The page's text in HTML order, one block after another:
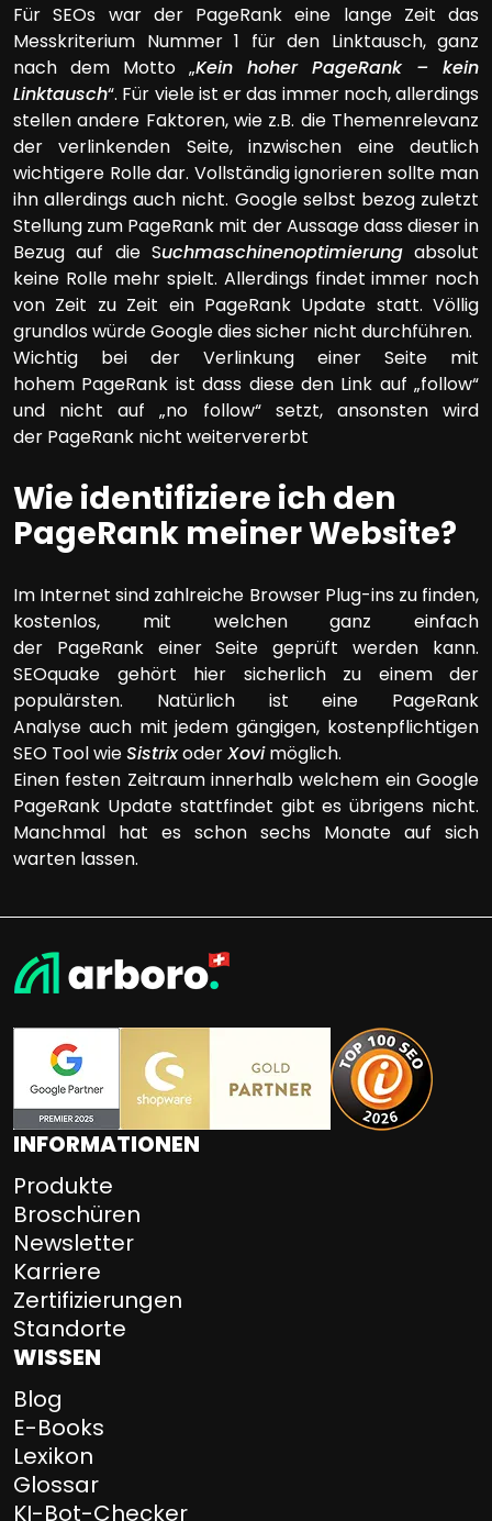
Für SEOs war der PageRank eine lange Zeit das
Messkriterium Nummer 1 für den Linktausch, ganz
nach dem Motto „Kein hoher PageRank – kein
Linktausch“. Für viele ist er das immer noch, allerdings
stellen andere Faktoren, wie z.B. die Themenrelevanz
der verlinkenden Seite, inzwischen eine deutlich
wichtigere Rolle dar. Vollständig ignorieren sollte man
ihn allerdings auch nicht. Google selbst bezog zuletzt
Stellung zum PageRank mit der Aussage dass dieser in
Bezug auf die Suchmaschinenoptimierungabsolut
keine Rolle mehr spielt. Allerdings findet immer noch
von Zeit zu Zeit ein PageRank Update statt. Völlig
grundlos würde Google dies sicher nicht durchführen.
Wichtig bei der Verlinkung einer Seite mit
hohem PageRank ist dass diese den Link auf „follow“
und nicht auf „no follow“ setzt, ansonsten wird
der PageRank nicht weitervererbt
Wie identifiziere ich den
PageRank meiner Website?
Im Internet sind zahlreiche Browser Plug-ins zu finden,
kostenlos, mit welchen ganz einfach
der PageRank einer Seite geprüft werden kann.
SEOquake gehört hier sicherlich zu einem der
populärsten. Natürlich ist eine PageRank
Analyse auch mit jedem gängigen, kostenpflichtigen
SEO Tool wieSistrixoderXovimöglich.
Einen festen Zeitraum innerhalb welchem ein Google
PageRank Update stattfindet gibt es übrigens nicht.
Manchmal hat es schon sechs Monate auf sich
warten lassen.
INFORMATIONEN
Produkte
Broschüren
Newsletter
Karriere
Zertifizierungen
Standorte
WISSEN
Blog
E-Books
Lexikon
Glossar
KI-Bot-Checker